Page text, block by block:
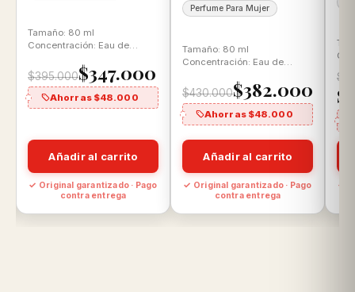
Tamaño: 80 ml
Concentración: Eau de
$395.000$347.000
Ahorras $48.000
Añadir al carrito
✓ Original garantizado · Pago
contra entrega
Perfume Para Mujer
Tamaño: 80 ml
Concentración: Eau de
$430.000$382.000
Ahorras $48.000
Añadir al carrito
✓ Original garantizado · Pago
contra entrega
✓